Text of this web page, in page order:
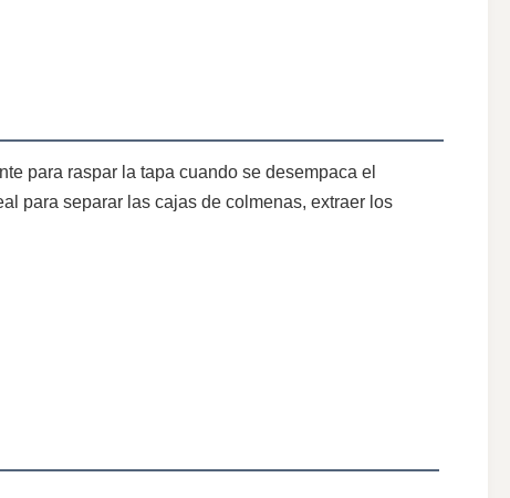
para raspar la tapa cuando se desempaca el
para separar las cajas de colmenas, extraer los